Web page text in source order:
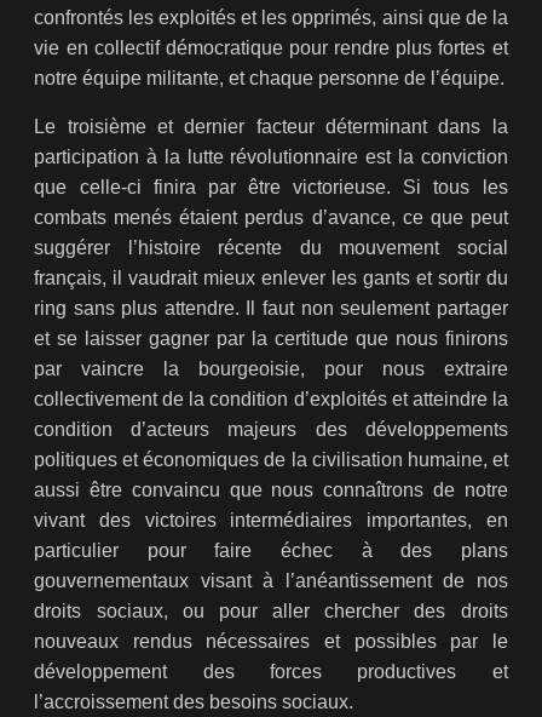
confrontés les exploités et les opprimés, ainsi que de la
vie en collectif démocratique pour rendre plus fortes et
notre équipe militante, et chaque personne de l’équipe.
Le troisième et dernier facteur déterminant dans la
participation à la lutte révolutionnaire est la conviction
que celle-ci finira par être victorieuse. Si tous les
combats menés étaient perdus d’avance, ce que peut
suggérer l’histoire récente du mouvement social
français, il vaudrait mieux enlever les gants et sortir du
ring sans plus attendre. Il faut non seulement partager
et se laisser gagner par la certitude que nous finirons
par vaincre la bourgeoisie, pour nous extraire
collectivement de la condition d’exploités et atteindre la
condition d’acteurs majeurs des développements
politiques et économiques de la civilisation humaine, et
aussi être convaincu que nous connaîtrons de notre
vivant des victoires intermédiaires importantes, en
particulier pour faire échec à des plans
gouvernementaux visant à l’anéantissement de nos
droits sociaux, ou pour aller chercher des droits
nouveaux rendus nécessaires et possibles par le
développement des forces productives et
l’accroissement des besoins sociaux.